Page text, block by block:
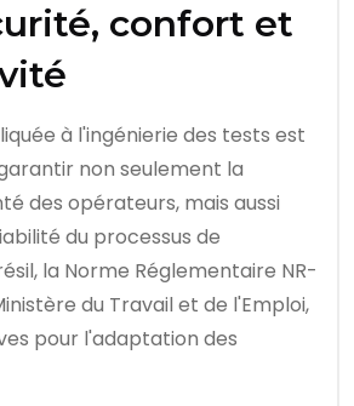
confort et
à l'ingénierie des tests est
non seulement la
des opérateurs, mais aussi
du processus de
la Norme Réglementaire NR-
du Travail et de l'Emploi,
pour l'adaptation des